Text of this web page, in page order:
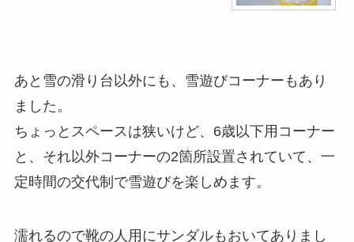
あと雪の滑り台以外にも、雪遊びコーナーもあり
ました。
ちょっとスペースは狭いけど、6歳以下用コーナー
と、それ以外コーナーの2箇所設置されていて、一
定時間の交代制で雪遊びを楽しめます。
濡れるので靴の人用にサンダルもおいてありまし